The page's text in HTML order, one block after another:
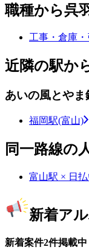
職種から呉
工事・倉庫
近隣の駅か
あいの風とやま
福岡駅(富山)
同一路線の
富山駅 × 日
新着ア
新着案件2件掲載中